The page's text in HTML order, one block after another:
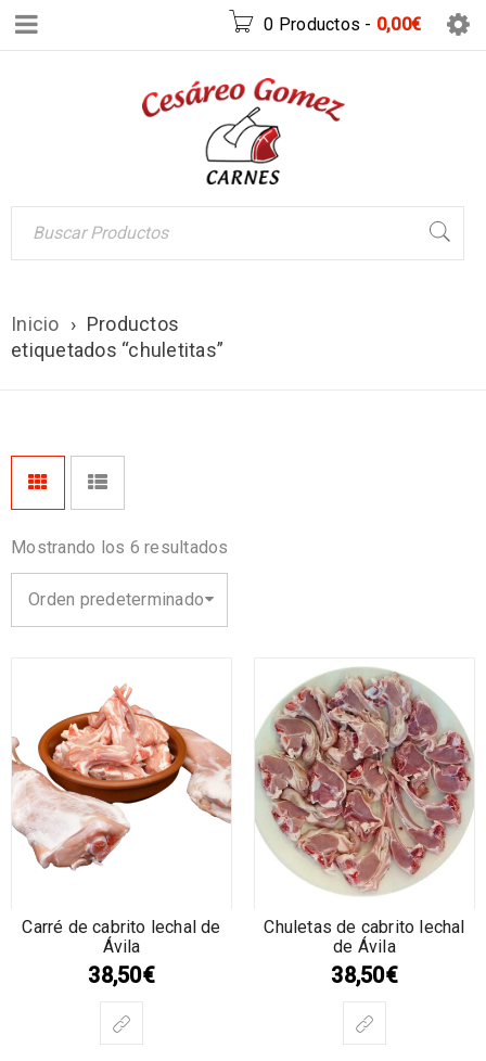
0 Productos - 0,00€
Inicio › Productos
etiquetados “chuletitas”
Mostrando los 6 resultados
Orden predeterminado
Carré de cabrito lechal de
Ávila
38,50€
Chuletas de cabrito lechal
de Ávila
38,50€